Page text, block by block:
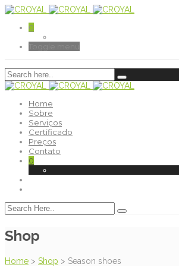
0
Home
Sobre
Serviços
Certificado
Preços
Contato
0
Shop
Home > Shop > Season shoes